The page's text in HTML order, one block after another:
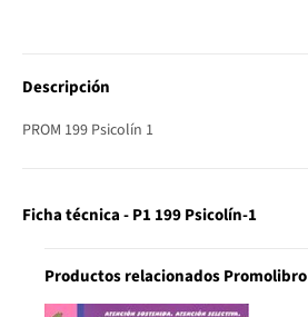
Descripción
PROM 199 Psicolín 1
Ficha técnica - P1 199 Psicolín-1
Productos relacionados Promolibro